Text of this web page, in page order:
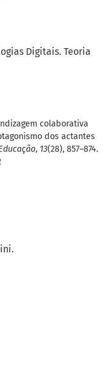
Digitais. Teoria
colaborativa
dos actantes
, 13(28), 857–874.